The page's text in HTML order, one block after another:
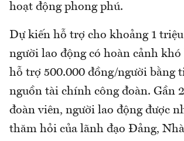
hoạt động phong phú.
Dự kiến hỗ trợ cho khoảng 1
người lao động có hoàn cảnh
hỗ trợ 500.000 đồng/người bằng
nguồn tài chính công đoàn. Gần
đoàn viên, người lao động được
thăm hỏi của lãnh đạo Đảng,